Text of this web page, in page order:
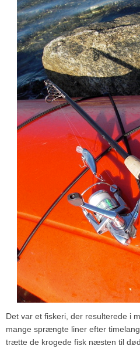
Det var et fiskeri, der resulterede i
mange sprængte liner efter
trætte de krogede fisk næsten til